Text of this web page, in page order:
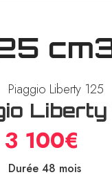
Liberty
3 100€
Durée 48 mois